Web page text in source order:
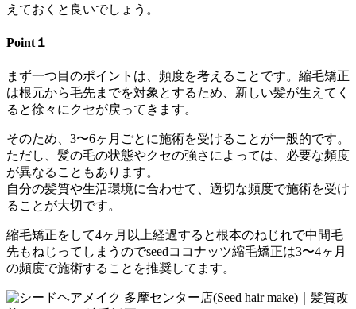
えておくと良いでしょう。
Point１
まず一つ目のポイントは、頻度を考えることです。 縮毛矯正
は根元から毛先までを対象とするため、 新しい髪が生えてく
ると徐々にクセが戻ってきます。
そのため、 3〜6ヶ月ごとに施術を受けることが一般的です。
ただし、 髪の毛の状態やクセの強さによっては、 必要な頻度
が異なることもあります。
自分の髪質や生活環境に合わせて、 適切な頻度で施術を受け
ることが大切です。
縮毛矯正をして4ヶ月以上経過すると根本のねじれで中間毛
先もね じってしまうのでseedココナッツ縮毛矯正は3〜4ヶ月
の頻度で施術することを推奨してます。